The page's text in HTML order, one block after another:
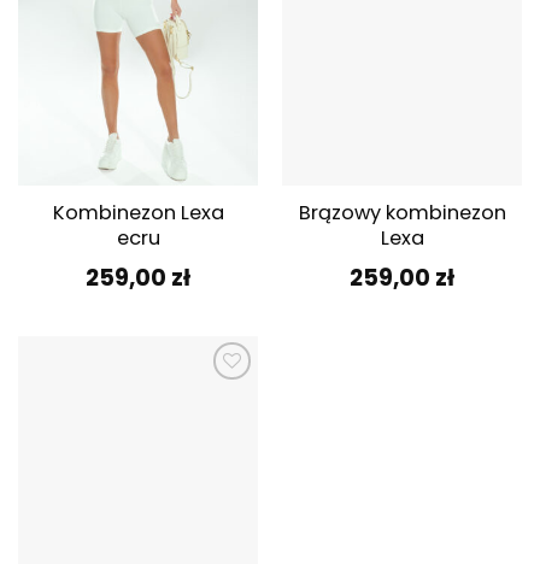
Kombinezon Lexa
ecru
259,00 zł
Brązowy kombinezon
Lexa
259,00 zł